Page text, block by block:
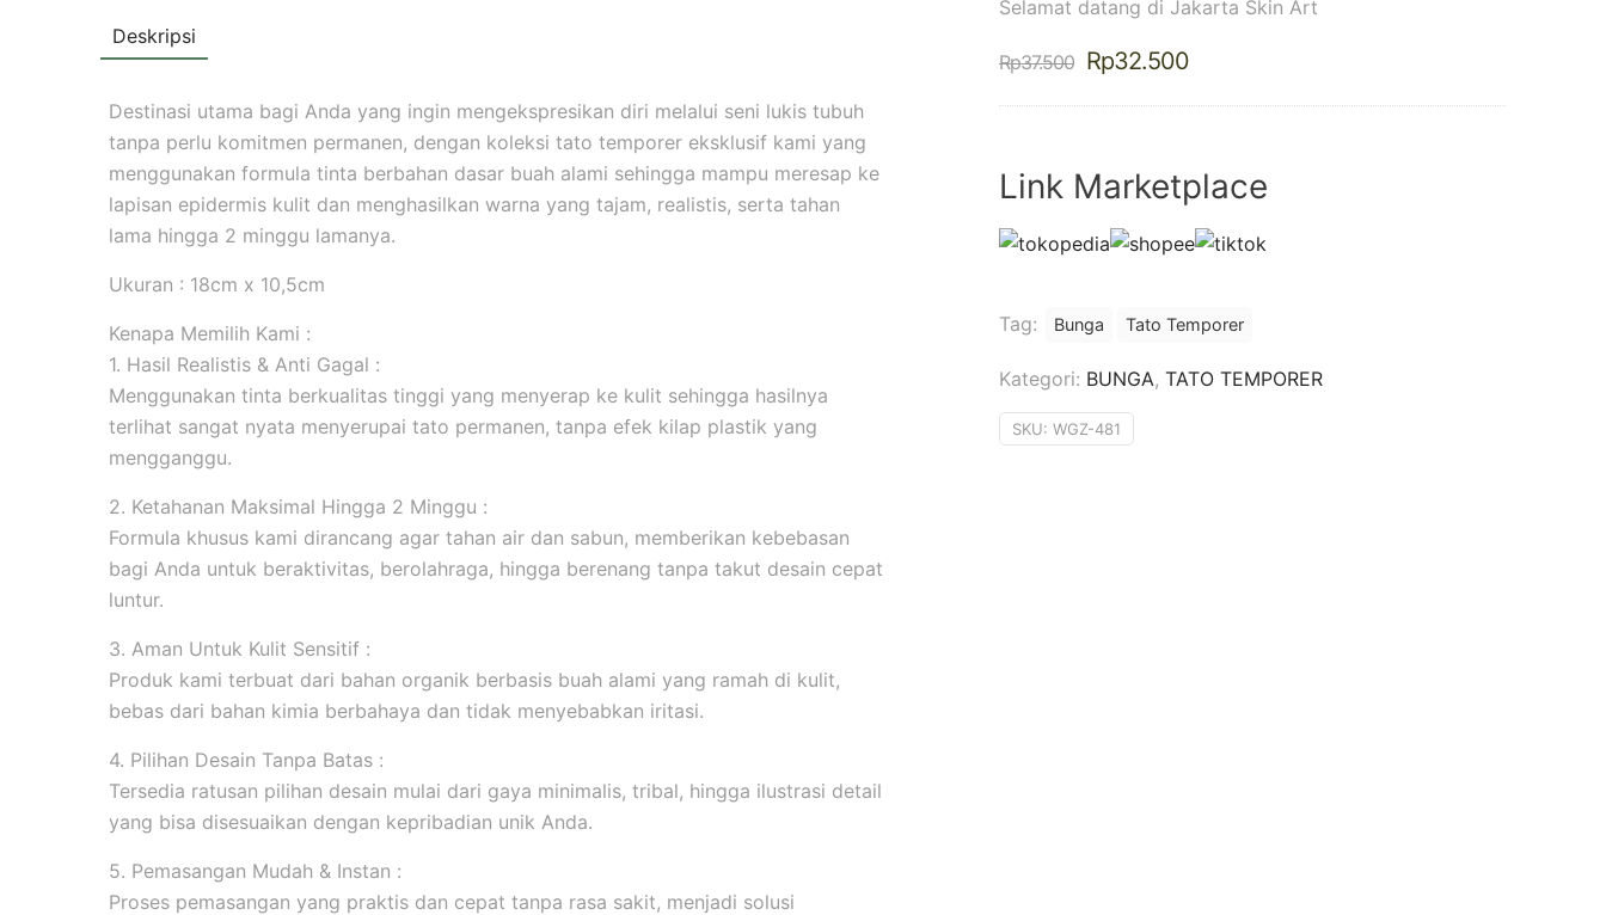
Deskripsi
Destinasi utama bagi Anda yang ingin mengekspresikan diri melalui seni lukis tubuh
tanpa perlu komitmen permanen, dengan koleksi tato temporer eksklusif kami yang
menggunakan formula tinta berbahan dasar buah alami sehingga mampu meresap ke
lapisan epidermis kulit dan menghasilkan warna yang tajam, realistis, serta tahan
lama hingga 2 minggu lamanya.
Ukuran : 18cm x 10,5cm
Kenapa Memilih Kami :
1. Hasil Realistis & Anti Gagal :
Menggunakan tinta berkualitas tinggi yang menyerap ke kulit sehingga hasilnya
terlihat sangat nyata menyerupai tato permanen, tanpa efek kilap plastik yang
mengganggu.
2. Ketahanan Maksimal Hingga 2 Minggu :
Formula khusus kami dirancang agar tahan air dan sabun, memberikan kebebasan
bagi Anda untuk beraktivitas, berolahraga, hingga berenang tanpa takut desain cepat
luntur.
3. Aman Untuk Kulit Sensitif :
Produk kami terbuat dari bahan organik berbasis buah alami yang ramah di kulit,
bebas dari bahan kimia berbahaya dan tidak menyebabkan iritasi.
4. Pilihan Desain Tanpa Batas :
Tersedia ratusan pilihan desain mulai dari gaya minimalis, tribal, hingga ilustrasi detail
yang bisa disesuaikan dengan kepribadian unik Anda.
5. Pemasangan Mudah & Instan :
Proses pemasangan yang praktis dan cepat tanpa rasa sakit, menjadi solusi
Selamat datang di Jakarta Skin Art
Rp37.500 Harga
Rp32.500Harga
Rp32.500.
Link Marketplace
Tag: Bunga Tato Temporer
Kategori: BUNGA, TATO TEMPORER
SKU: WGZ-481